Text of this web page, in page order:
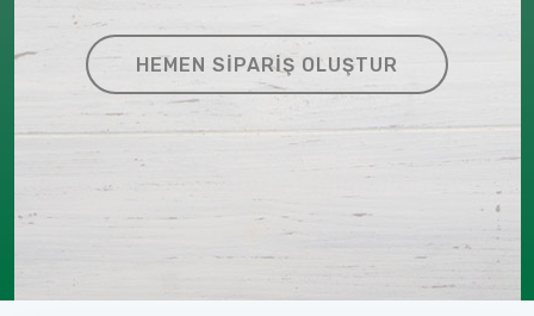
HEMEN SIPARIŞ OLUŞTUR